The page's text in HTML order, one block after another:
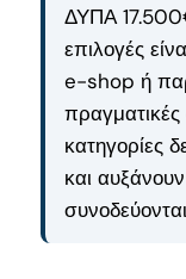
ΔΥΠΑ
επιλογές
e-shop ή
πραγματικές
κατηγορίες
και